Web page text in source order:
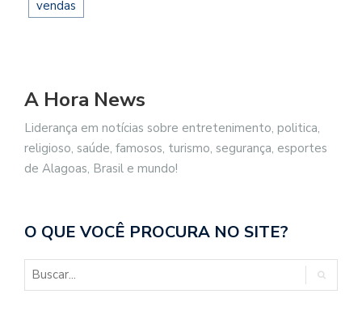
vendas
A Hora News
Liderança em notícias sobre entretenimento, politica,
religioso, saúde, famosos, turismo, segurança, esportes
de Alagoas, Brasil e mundo!
O QUE VOCÊ PROCURA NO SITE?